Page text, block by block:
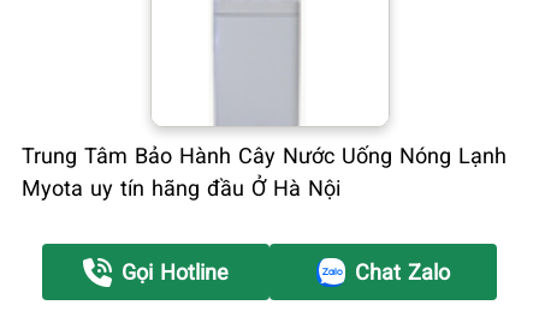
Trung Tâm Bảo Hành Cây Nước Uống Nóng Lạnh
Myota uy tín hãng đầu Ở Hà Nội
Gọi Hotline Chat Zalo